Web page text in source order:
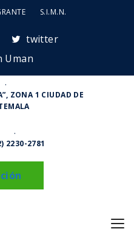
S.I.M.N.
twitter
Uman
.
ZONA 1 CIUDAD DE
.
2230-2781